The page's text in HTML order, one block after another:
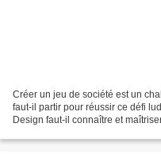
Créer un jeu de société est un
faut-il partir pour réussir ce défi
Design faut-il connaître et